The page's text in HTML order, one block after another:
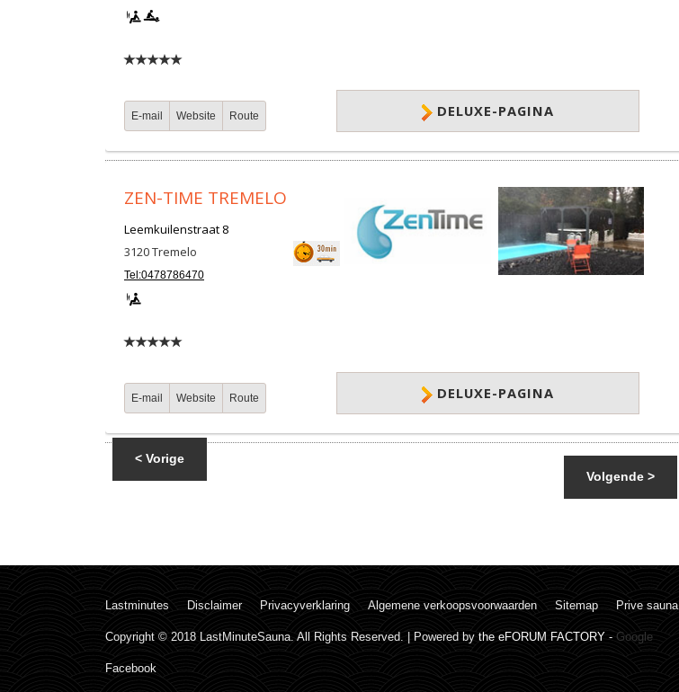
E-mail Website Route DELUXE-PAGINA
ZEN-TIME TREMELO
Leemkuilenstraat 8
3120Tremelo
Tel:0478786470
E-mail Website Route DELUXE-PAGINA
< Vorige
Volgende >
Lastminutes Disclaimer Privacyverklaring Algemene verkoopsvoorwaarden Sitemap Prive sauna
Copyright © 2018 LastMinuteSauna. All Rights Reserved. | Powered by the eFORUM FACTORY - Google
Facebook